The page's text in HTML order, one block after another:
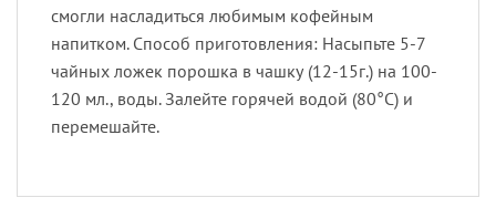
смогли насладиться любимым кофейным
напитком. Способ приготовления: Насыпьте 5-7
чайных ложек порошка в чашку (12-15г.) на 100-
120 мл., воды. Залейте горячей водой (80°C) и
перемешайте.